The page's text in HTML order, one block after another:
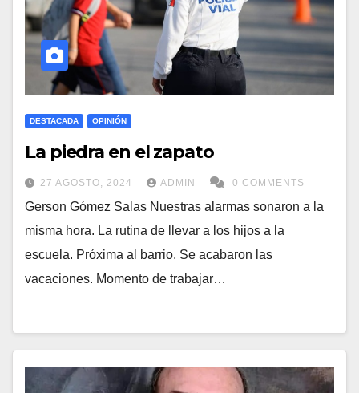
DESTACADA OPINIÓN
La piedra en el zapato
27 AGOSTO, 2024 ADMIN 0 COMMENTS
Gerson Gómez Salas Nuestras alarmas sonaron a la
misma hora. La rutina de llevar a los hijos a la
escuela. Próxima al barrio. Se acabaron las
vacaciones. Momento de trabajar…